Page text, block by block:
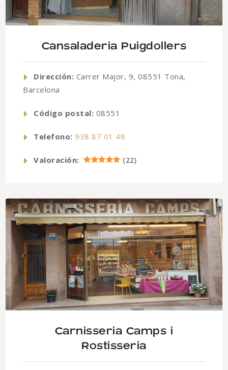
Cansaladeria Puigdollers
Dirección: Carrer Major, 9, 08551 Tona,
Barcelona
Código postal: 08551
Telefono: 938 87 01 48
Valoración: (22)
Carnisseria Camps i
Rostisseria